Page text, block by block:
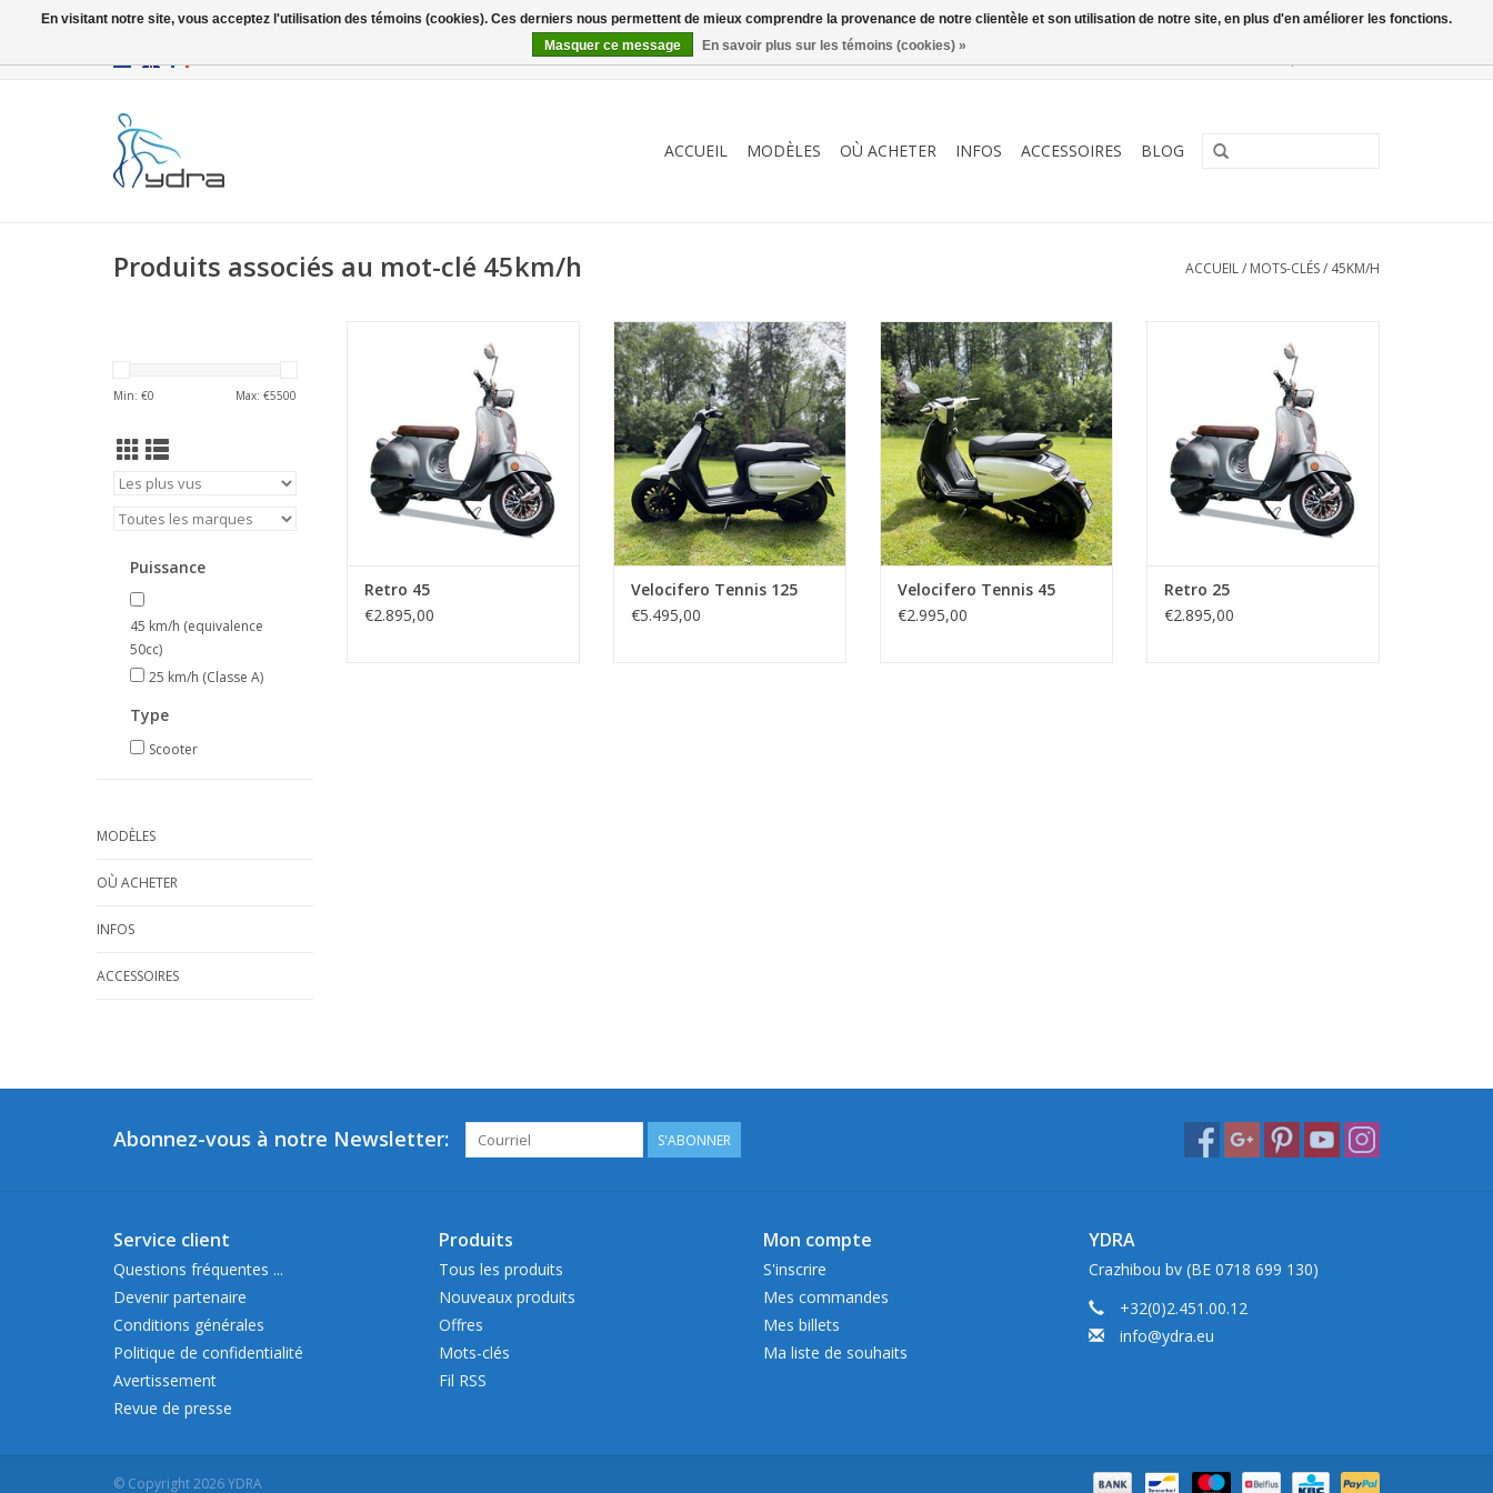
ACCUEIL MODÈLES OÙ ACHETER INFOS ACCESSOIRES BLOG
Produits associés au mot-clé 45km/h ACCUEIL/ MOTS-CLÉS/ 45KM/H
Min: €0 Max: €5500
Puissance
45 km/h (equivalence
50cc)
25 km/h (Classe A)
Type
Scooter
MODÈLES
OÙ ACHETER
INFOS
ACCESSOIRES
AJOUTER AU PANIER
Retro 45
€2.895,00
Design à l'italienne et
comportement exemplaire
AJOUTER AU PANIER
Velocifero Tennis 125
€5.495,00
Design à l'italienne et
comportement exemplaire
AJOUTER AU PANIER
Velocifero Tennis 45
€2.995,00
AJOUTER AU PANIER
Retro 25
€2.895,00
Abonnez-vous à notre Newsletter: S'ABONNER
Service client
Questions fréquentes ...
Devenir partenaire
Conditions générales
Politique de confidentialité
Avertissement
Revue de presse
Produits
Tous les produits
Nouveaux produits
Offres
Mots-clés
Fil RSS
Mon compte
S'inscrire
Mes commandes
Mes billets
Ma liste de souhaits
YDRA
Crazhibou bv (BE 0718 699 130)
+32(0)2.451.00.12
info@ydra.eu
© Copyright 2026 YDRA
En visitant notre site, vous acceptez l'utilisation des témoins (cookies). Ces derniers nous permettent de mieux comprendre la provenance de notre clientèle et son utilisation de notre site, en plus d'en améliorer les fonctions.
Masquer ce message
En savoir plus sur les témoins (cookies) »